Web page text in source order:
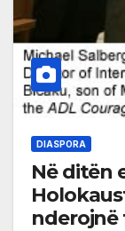
DIASPORA
Në ditën
nderojnë